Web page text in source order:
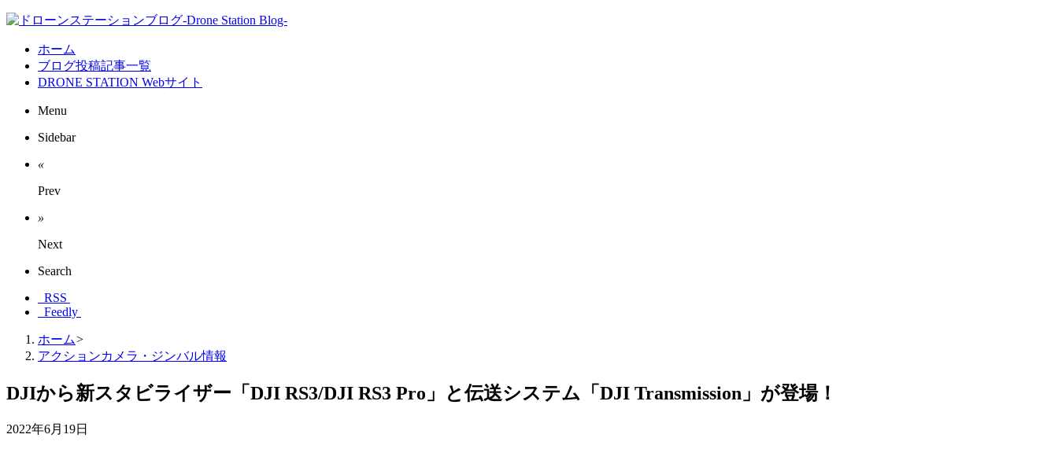
ホーム
ブログ投稿記事一覧
DRONE STATION Webサイト
Menu
Sidebar
«
Prev
»
Next
Search
RSS
Feedly
ホーム>
アクションカメラ・ジンバル情報
DJIから新スタビライザー「DJI RS3/DJI RS3 Pro」と伝送システム「DJI Transmission」が登場！
2022年6月19日